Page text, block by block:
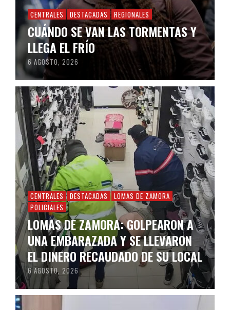
CENTRALES DESTACADAS REGIONALES
CUÁNDO SE VAN LAS TORMENTAS Y
LLEGA EL FRÍO
6 AGOSTO, 2026
CENTRALES DESTACADAS
LOMAS DE ZAMORA
POLICIALES
LOMAS DE ZAMORA: GOLPEARON A
UNA EMBARAZADA Y SE LLEVARON
EL DINERO RECAUDADO DE SU LOCAL
6 AGOSTO, 2026